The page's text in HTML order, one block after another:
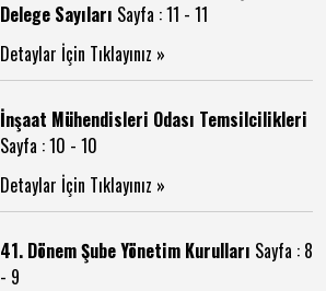
Delege Sayıları Sayfa : 11 - 11
Detaylar İçin Tıklayınız »
İnşaat Mühendisleri Odası Temsilcilikleri
Sayfa : 10 - 10
Detaylar İçin Tıklayınız »
41. Dönem Şube Yönetim Kurulları Sayfa : 8
- 9